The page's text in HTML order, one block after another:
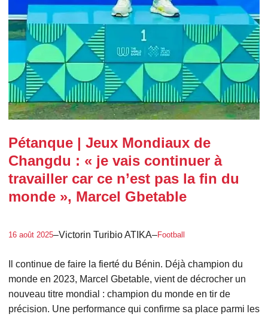
Pétanque | Jeux Mondiaux de
Changdu : « je vais continuer à
travailler car ce n’est pas la fin du
monde », Marcel Gbetable
16 août 2025–Victorin Turibio ATIKA–Football
Il continue de faire la fierté du Bénin. Déjà champion du
monde en 2023, Marcel Gbetable, vient de décrocher un
nouveau titre mondial : champion du monde en tir de
précision. Une performance qui confirme sa place parmi les